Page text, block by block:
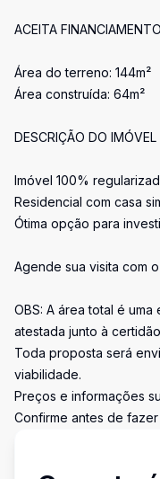
ACEITA
Área do terreno: 144m²
Área construída: 64m²
DESCRIÇÃO DO IMÓVEL
Imóvel 100%
Residencial com casa
Ótima opção para
Agende sua visita com
OBS: A área total é
atestada junto à
Toda proposta será
viabilidade.
Preços e informações
Confirme antes de